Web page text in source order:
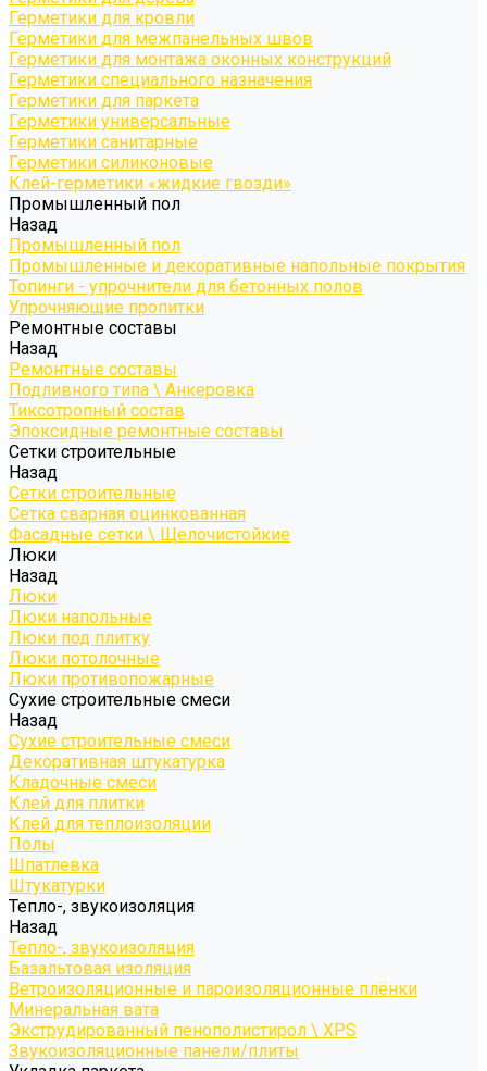
Герметики для кровли
Герметики для межпанельных швов
Герметики для монтажа оконных конструкций
Герметики специального назначения
Герметики для паркета
Герметики универсальные
Герметики санитарные
Герметики силиконовые
Клей-герметики «жидкие гвозди»
Промышленный пол
Назад
Промышленный пол
Промышленные и декоративные напольные покрытия
Топинги - упрочнители для бетонных полов
Упрочняющие пропитки
Ремонтные составы
Назад
Ремонтные составы
Подливного типа \ Анкеровка
Тиксотропный состав
Эпоксидные ремонтные составы
Сетки строительные
Назад
Сетки строительные
Сетка сварная оцинкованная
Фасадные сетки \ Щелочистойкие
Люки
Назад
Люки
Люки напольные
Люки под плитку
Люки потолочные
Люки противопожарные
Сухие строительные смеси
Назад
Сухие строительные смеси
Декоративная штукатурка
Кладочные смеси
Клей для плитки
Клей для теплоизоляции
Полы
Шпатлевка
Штукатурки
Тепло-, звукоизоляция
Назад
Тепло-, звукоизоляция
Базальтовая изоляция
Ветроизоляционные и пароизоляционные плёнки
Минеральная вата
Экструдированный пенополистирол \ XPS
Звукоизоляционные панели/плиты